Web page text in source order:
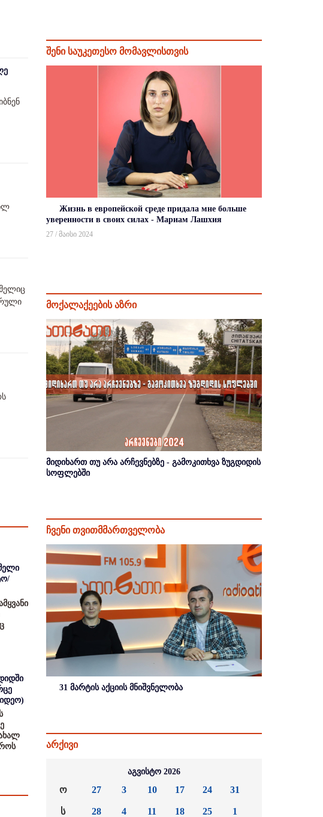
შენი საუკეთესო მომავლისთვის
Жизнь в европейской среде придала мне больше
уверенности в своих силах - Мариам Лашхия
27 / მაისი 2024
მოქალაქეების აზრი
მიდიხართ თუ არა არჩევნებზე - გამოკითხვა ზუგდიდის
სოფლებში
ჩვენი თვითმმართველობა
31 მარტის აქციის მნიშვნელობა
არქივი
აგვისტო 2026
ო
ს
27
28
3
4
10
11
17
18
24
25
31
1